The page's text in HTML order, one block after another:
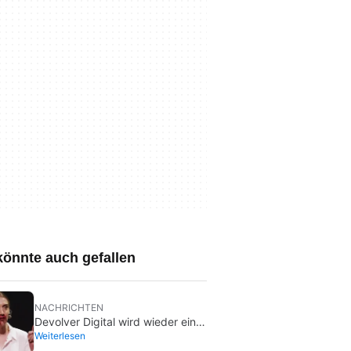
auch gefallen
NACHRICHTEN
Devolver Digital wird wieder ein
Privatunternehmen, weil das
Weiterlesen